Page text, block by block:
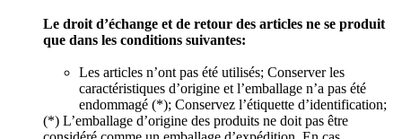
Le droit d’échange et de retour des articles ne se produit
que dans les conditions suivantes:
Les articles n’ont pas été utilisés; Conserver les
caractéristiques d’origine et l’emballage n’a pas été
endommagé (*); Conservez l’étiquette d’identification;
(*) L’emballage d’origine des produits ne doit pas être